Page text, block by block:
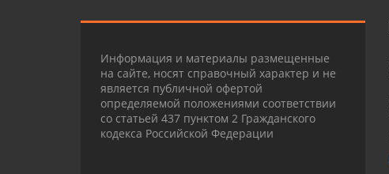
Информация и материалы размещенные
на сайте, носят справочный характер и не
является публичной офертой
определяемой положениями соответствии
со статьей 437 пунктом 2 Гражданского
кодекса Российской Федерации